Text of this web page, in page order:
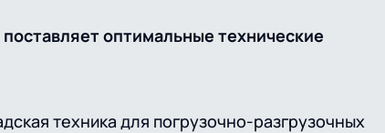
оптимальные технические
техника для погрузочно-разгрузочных